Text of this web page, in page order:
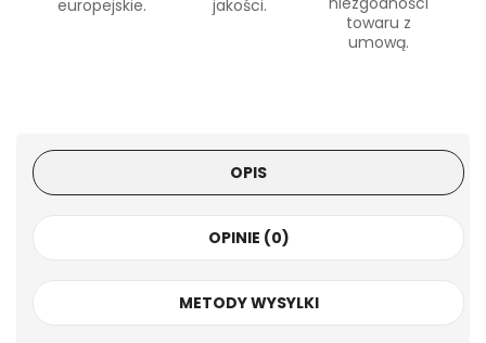
europejskie.
jakości.
towaru z
umową.
OPIS
OPINIE (0)
METODY WYSYLKI